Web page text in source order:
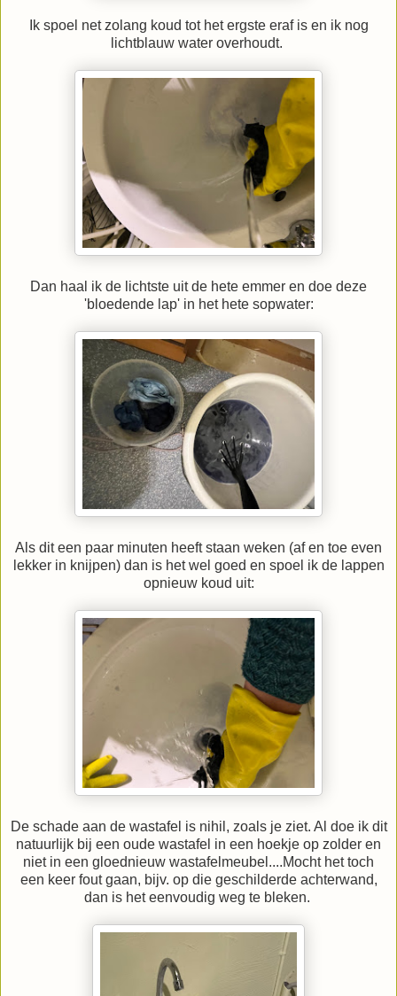
Ik spoel net zolang koud tot het ergste eraf is en ik nog
lichtblauw water overhoudt.
Dan haal ik de lichtste uit de hete emmer en doe deze
'bloedende lap' in het hete sopwater:
Als dit een paar minuten heeft staan weken (af en toe even
lekker in knijpen) dan is het wel goed en spoel ik de lappen
opnieuw koud uit:
De schade aan de wastafel is nihil, zoals je ziet. Al doe ik dit
natuurlijk bij een oude wastafel in een hoekje op zolder en
niet in een gloednieuw wastafelmeubel....Mocht het toch
een keer fout gaan, bijv. op die geschilderde achterwand,
dan is het eenvoudig weg te bleken.